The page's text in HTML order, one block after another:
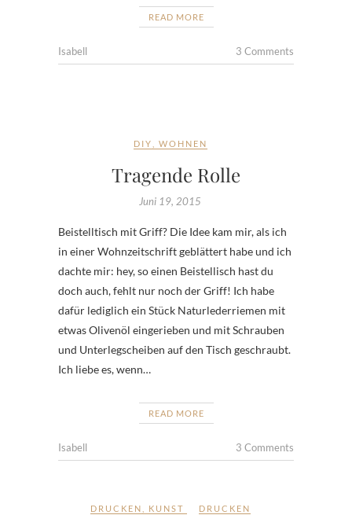
READ MORE
Isabell 3 Comments
DIY WOHNEN
Tragende Rolle
Juni 19, 2015
Beistelltisch mit Griff? Die Idee kam mir, als ich
in einer Wohnzeitschrift geblättert habe und ich
dachte mir: hey, so einen Beistellisch hast du
doch auch, fehlt nur noch der Griff! Ich habe
dafür lediglich ein Stück Naturlederriemen mit
etwas Olivenöl eingerieben und mit Schrauben
und Unterlegscheiben auf den Tisch geschraubt.
Ich liebe es, wenn…
READ MORE
Isabell 3 Comments
DRUCKEN KUNST DRUCKEN